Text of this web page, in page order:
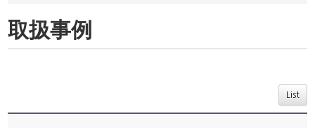
取扱事例
List